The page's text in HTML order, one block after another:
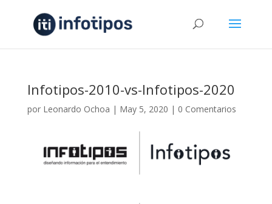
Infotipos-2010-vs-Infotipos-2020
por Leonardo Ochoa | May 5, 2020 | 0 Comentarios